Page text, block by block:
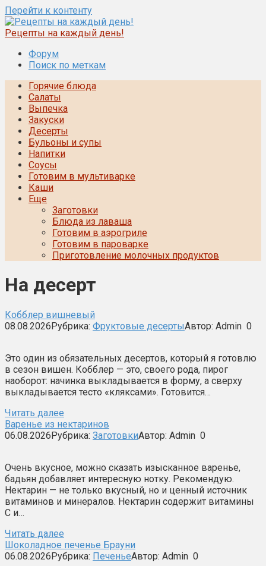
Перейти к контенту
Рецепты на каждый день!
Форум
Поиск по меткам
Горячие блюда
Салаты
Выпечка
Закуски
Десерты
Бульоны и супы
Напитки
Соусы
Готовим в мультиварке
Каши
Еще
Заготовки
Блюда из лаваша
Готовим в аэрогриле
Готовим в пароварке
Приготовление молочных продуктов
На десерт
Кобблер вишневый
08.08.2026Рубрика: Фруктовые десертыАвтор: Admin 0
Это один из обязательных десертов, который я готовлю
в сезон вишен. Кобблер — это, своего рода, пирог
наоборот: начинка выкладывается в форму, а сверху
выкладывается тесто «кляксами». Готовится…
Читать далее
Варенье из нектаринов
06.08.2026Рубрика: ЗаготовкиАвтор: Admin 0
Очень вкусное, можно сказать изысканное варенье,
бадьян добавляет интересную нотку. Рекомендую.
Нектарин — не только вкусный, но и ценный источник
витаминов и минералов. Нектарин содержит витамины
С и…
Читать далее
Шоколадное печенье Брауни
06.08.2026Рубрика: ПеченьеАвтор: Admin 0